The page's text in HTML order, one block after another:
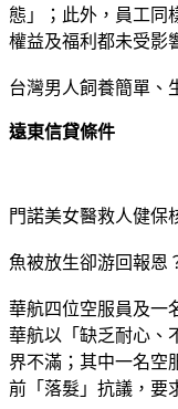
態」；此外，員工同
權益及福利都未受影
台灣男人飼養簡單、
遠東信貸條件
門諾美女醫救人健保
魚被放生卻游回報恩
華航四位空服員及一
華航以「缺乏耐心、
界不滿；其中一名空
前「落髮」抗議，要